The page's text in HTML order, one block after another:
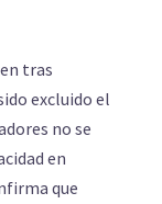
tras
excluido el
no se
en
que